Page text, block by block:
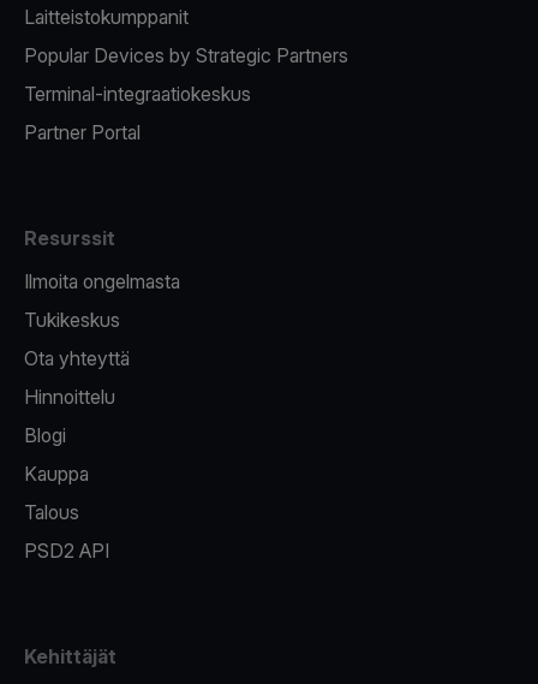
Laitteistokumppanit
Popular Devices by Strategic Partners
Terminal-integraatiokeskus
Partner Portal
Resurssit
Ilmoita ongelmasta
Tukikeskus
Ota yhteyttä
Hinnoittelu
Blogi
Kauppa
Talous
PSD2 API
Kehittäjät